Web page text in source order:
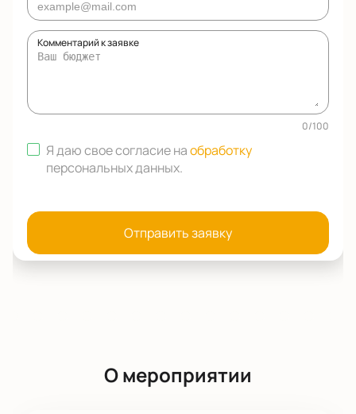
Комментарий к заявке
0/100
Я даю свое согласие наобработку
персональных данных.
Отправить заявку
О мероприятии